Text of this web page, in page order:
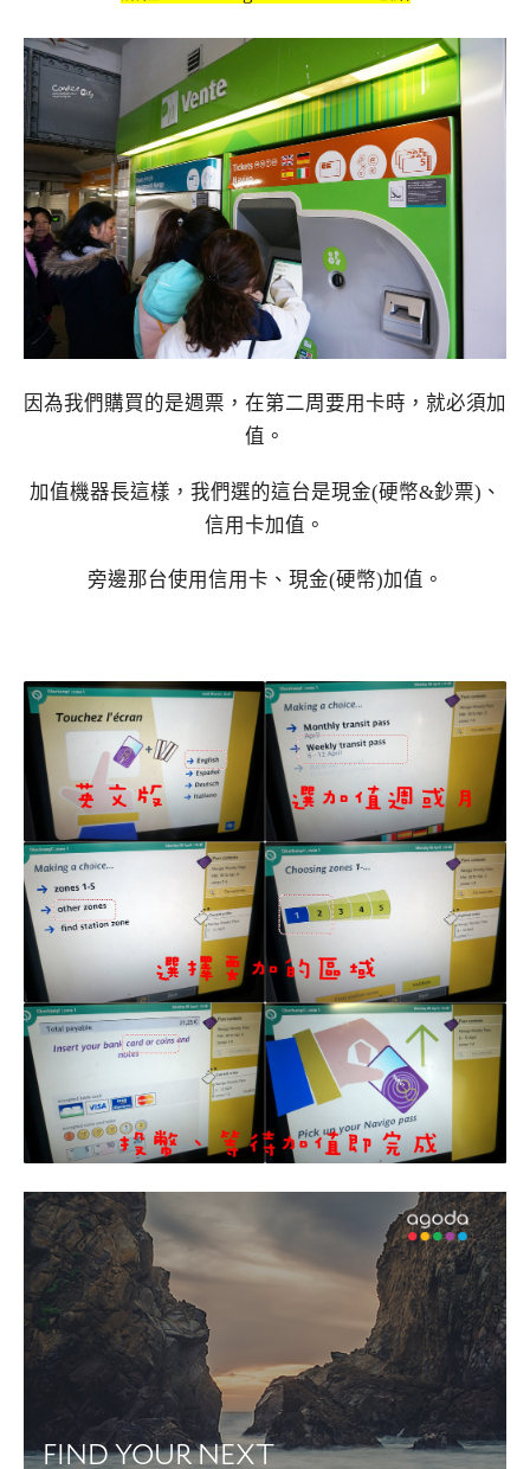
因為我們購買的是週票，在第二周要用卡時，就必須加
值。
加值機器長這樣，我們選的這台是現金(硬幣&鈔票)、
信用卡加值。
旁邊那台使用信用卡、現金(硬幣)加值。